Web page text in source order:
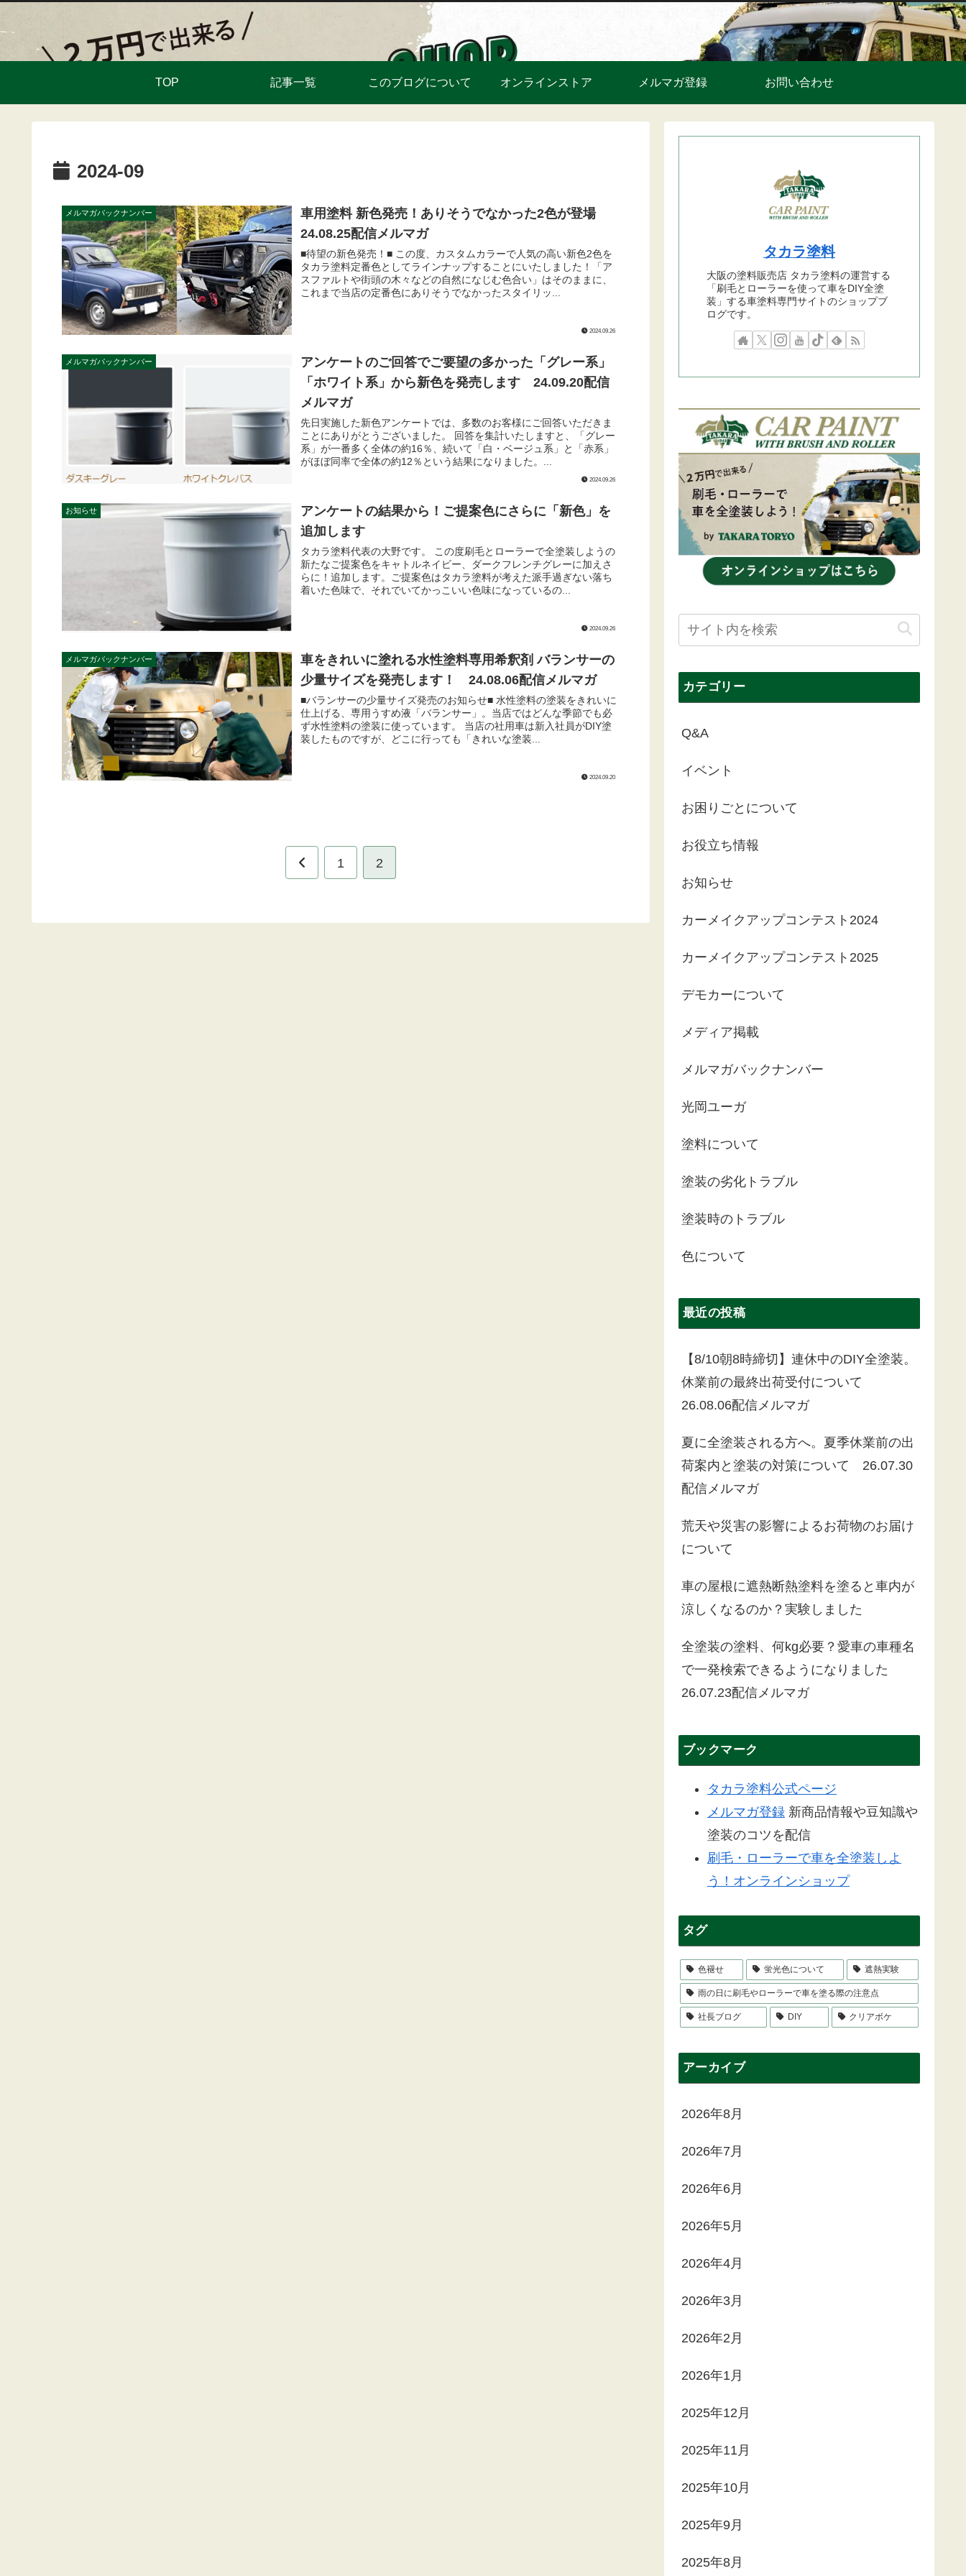
TOP 記事一覧 このブログについて オンラインストア メルマガ登録 お問い合わせ
2024-09
メルマガバックナンバー
車用塗料 新色発売！ありそうでなかった2色が登場
24.08.25配信メルマガ
■待望の新色発売！■ この度、カスタムカラーで人気の高い新色2色を
タカラ塗料定番色としてラインナップすることにいたしました！「ア
スファルトや街頭の木々などの自然になじむ色合い」はそのままに、
これまで当店の定番色にありそうでなかったスタイリッ...
2024.09.26
メルマガバックナンバー
アンケートのご回答でご要望の多かった「グレー系」
「ホワイト系」から新色を発売します 24.09.20配信
メルマガ
先日実施した新色アンケートでは、多数のお客様にご回答いただきま
ことにありがとうございました。 回答を集計いたしますと、「グレー
系」が一番多く全体の約16％、続いて「白・ベージュ系」と「赤系」
がほぼ同率で全体の約12％という結果になりました。...
2024.09.26
お知らせ
アンケートの結果から！ご提案色にさらに「新色」を
追加します
タカラ塗料代表の大野です。 この度刷毛とローラーで全塗装しようの
新たなご提案色をキャトルネイビー、ダークフレンチグレーに加えさ
らに！追加します。ご提案色はタカラ塗料が考えた派手過ぎない落ち
着いた色味で、それでいてかっこいい色味になっているの...
2024.09.26
メルマガバックナンバー
車をきれいに塗れる水性塗料専用希釈剤 バランサーの
少量サイズを発売します！ 24.08.06配信メルマガ
■バランサーの少量サイズ発売のお知らせ■ 水性塗料の塗装をきれいに
仕上げる、専用うすめ液「バランサー」。当店ではどんな季節でも必
ず水性塗料の塗装に使っています。 当店の社用車は新入社員がDIY塗
装したものですが、どこに行っても「きれいな塗装...
2024.09.20
前 1 2
タカラ塗料
大阪の塗料販売店 タカラ塗料の運営する
「刷毛とローラーを使って車をDIY全塗
装」する車塗料専門サイトのショップブ
ログです。
カテゴリー
Q&A
イベント
お困りごとについて
お役立ち情報
お知らせ
カーメイクアップコンテスト2024
カーメイクアップコンテスト2025
デモカーについて
メディア掲載
メルマガバックナンバー
光岡ユーガ
塗料について
塗装の劣化トラブル
塗装時のトラブル
色について
最近の投稿
【8/10朝8時締切】連休中のDIY全塗装。
休業前の最終出荷受付について
26.08.06配信メルマガ
夏に全塗装される方へ。夏季休業前の出
荷案内と塗装の対策について 26.07.30
配信メルマガ
荒天や災害の影響によるお荷物のお届け
について
車の屋根に遮熱断熱塗料を塗ると車内が
涼しくなるのか？実験しました
全塗装の塗料、何kg必要？愛車の車種名
で一発検索できるようになりました
26.07.23配信メルマガ
ブックマーク
タカラ塗料公式ページ
メルマガ登録 新商品情報や豆知識や
塗装のコツを配信
刷毛・ローラーで車を全塗装しよ
う！オンラインショップ
タグ
色褪せ 蛍光色について 遮熱実験
雨の日に刷毛やローラーで車を塗る際の注意点
社長ブログ DIY クリアボケ
アーカイブ
2026年8月
2026年7月
2026年6月
2026年5月
2026年4月
2026年3月
2026年2月
2026年1月
2025年12月
2025年11月
2025年10月
2025年9月
2025年8月